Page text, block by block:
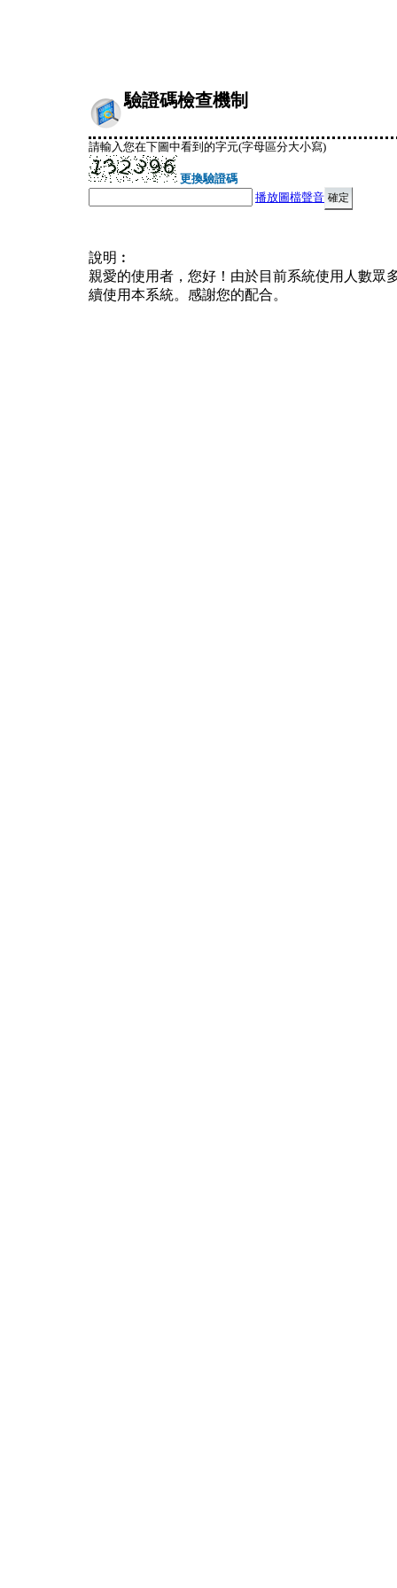
驗證碼檢查機制
請輸入您在下圖中看到的字元(字母區分大小寫)
更換驗證碼
播放圖檔聲音
說明︰
親愛的使用者，您好！由於目前系統使用人數眾
續使用本系統。感謝您的配合。